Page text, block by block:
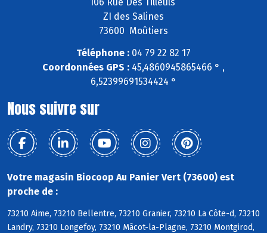
106 Rue Des Tilleuls
ZI des Salines
73600 Moûtiers
Téléphone : 04 79 22 82 17
Coordonnées GPS : 45,4860945865466 ° ,
6,52399691534424 °
Nous suivre sur
Votre magasin Biocoop Au Panier Vert (73600) est
proche de :
73210 Aime, 73210 Bellentre, 73210 Granier, 73210 La Côte-d, 73210
Landry, 73210 Longefoy, 73210 Mâcot-la-Plagne, 73210 Montgirod,